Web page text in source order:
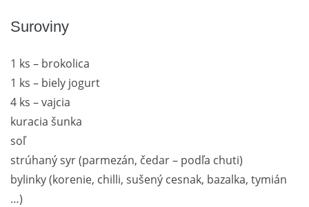
Suroviny
1 ks – brokolica
1 ks – biely jogurt
4 ks – vajcia
kuracia šunka
soľ
strúhaný syr (parmezán, čedar – podľa chuti)
bylinky (korenie, chilli, sušený cesnak, bazalka, tymián
…)